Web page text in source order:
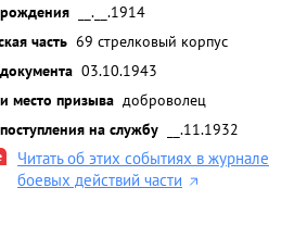
__.__.1914
часть 69 стрелковый корпус
03.10.1943
место призыва доброволец
на службу
__.11.1932
Читать об этих событиях в журнале
боевых действий части